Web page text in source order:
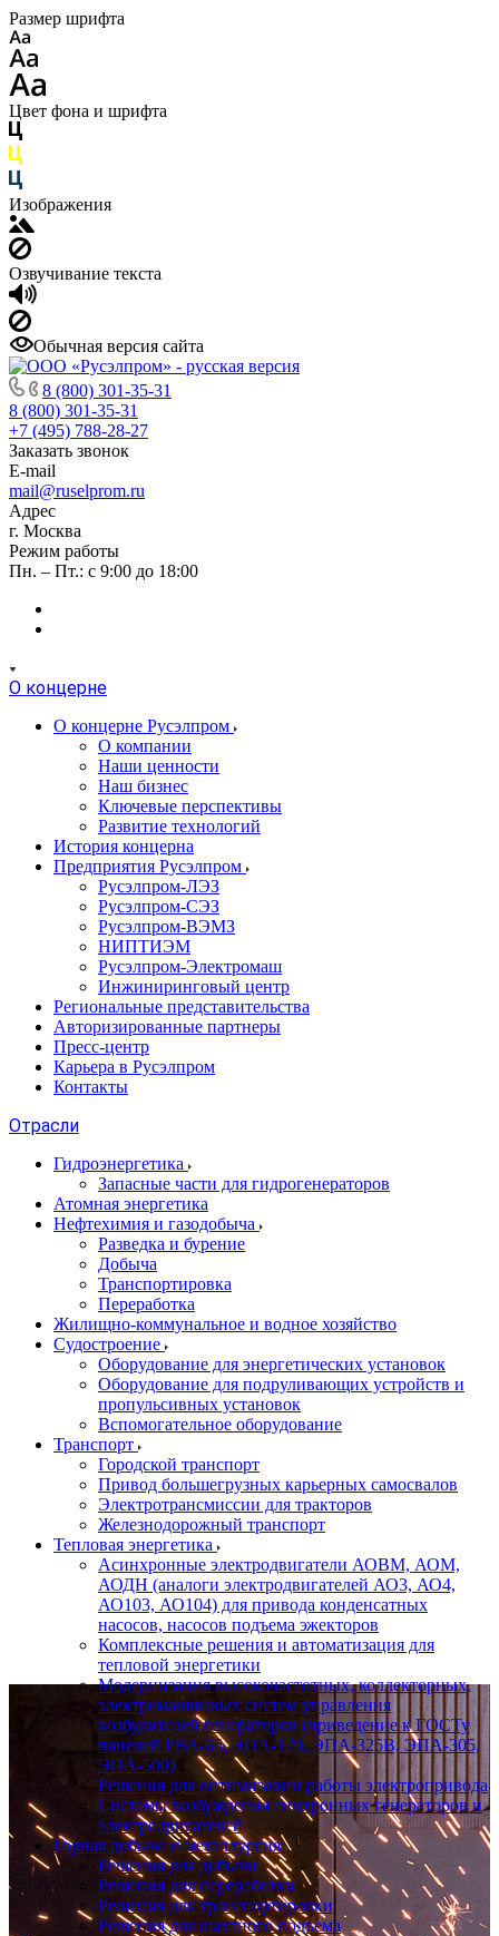
Размер шрифта
Цвет фона и шрифта
Изображения
Озвучивание текста
Обычная версия сайта
8 (800) 301-35-31
8 (800) 301-35-31
+7 (495) 788-28-27
Заказать звонок
E-mail
mail@ruselprom.ru
Адрес
г. Москва
Режим работы
Пн. – Пт.: с 9:00 до 18:00
О концерне
О концерне Русэлпром
О компании
Наши ценности
Наш бизнес
Ключевые перспективы
Развитие технологий
История концерна
Предприятия Русэлпром
Русэлпром-ЛЭЗ
Русэлпром-СЭЗ
Русэлпром-ВЭМЗ
НИПТИЭМ
Русэлпром-Электромаш
Инжиниринговый центр
Региональные представительства
Авторизированные партнеры
Пресс-центр
Карьера в Русэлпром
Контакты
Отрасли
Гидроэнергетика
Запасные части для гидрогенераторов
Атомная энергетика
Нефтехимия и газодобыча
Разведка и бурение
Добыча
Транспортировка
Переработка
Жилищно-коммунальное и водное хозяйство
Судостроение
Оборудование для энергетических установок
Оборудование для подруливающих устройств и
пропульсивных установок
Вспомогательное оборудование
Транспорт
Городской транспорт
Привод большегрузных карьерных самосвалов
Электротрансмиссии для тракторов
Железнодорожный транспорт
Тепловая энергетика
Асинхронные электродвигатели АОВМ, АОМ,
АОДН (аналоги электродвигателей АО3, АО4,
АО103, АО104) для привода конденсатных
насосов, насосов подъема эжекторов
Комплексные решения и автоматизация для
тепловой энергетики
Модернизация высокочастотных, коллекторных,
электромашинных систем управления
возбудителей генераторов (приведение к ГОСТу
панелей РВА-65, ЭПА-120, ЭПА-325В, ЭПА-305,
ЭПА-500)
Решения для оптимизации работы электропривода
Системы возбуждения синхронных генераторов и
электродвигателей
Горная добыча и металлургия
Решения для добычи
Решения для переработки
Решения для транспортировки
Решения для шахтного подъема